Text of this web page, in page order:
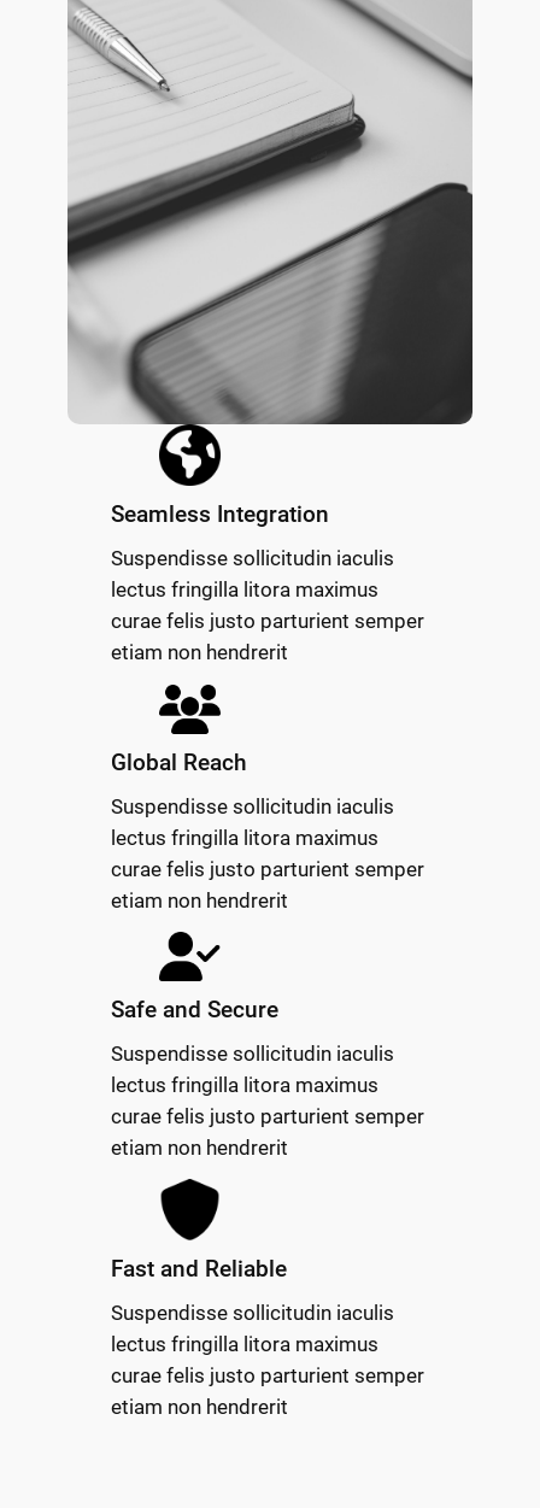
Seamless Integration
Suspendisse sollicitudin iaculis
lectus fringilla litora maximus
curae felis justo parturient semper
etiam non hendrerit
Global Reach
Suspendisse sollicitudin iaculis
lectus fringilla litora maximus
curae felis justo parturient semper
etiam non hendrerit
Safe and Secure
Suspendisse sollicitudin iaculis
lectus fringilla litora maximus
curae felis justo parturient semper
etiam non hendrerit
Fast and Reliable
Suspendisse sollicitudin iaculis
lectus fringilla litora maximus
curae felis justo parturient semper
etiam non hendrerit